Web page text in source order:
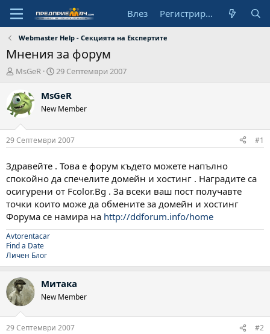
Влез Регистрирай се
Webmaster Help - Секцията на Експертите
Мнения за форум
А
т
о
р
MsGeR
Н
ч
л
а
д
т
а
29 Септември 2007
MsGeR
New Member
29 Септември 2007 #1
Здравейте . Това е форум където можете напълно
спокойно да спечелите домейн и хостинг . Наградите са
осигурени от Fcolor.Bg . За всеки ваш пост получавте
точки които може да обмените за домейн и хостинг
Форума се намира на http://ddforum.info/home
Avtorentacar
Find a Date
Личен Блог
Митака
New Member
29 Септември 2007 #2